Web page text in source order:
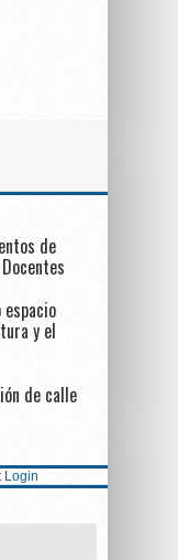
de
y el
de calle
Login